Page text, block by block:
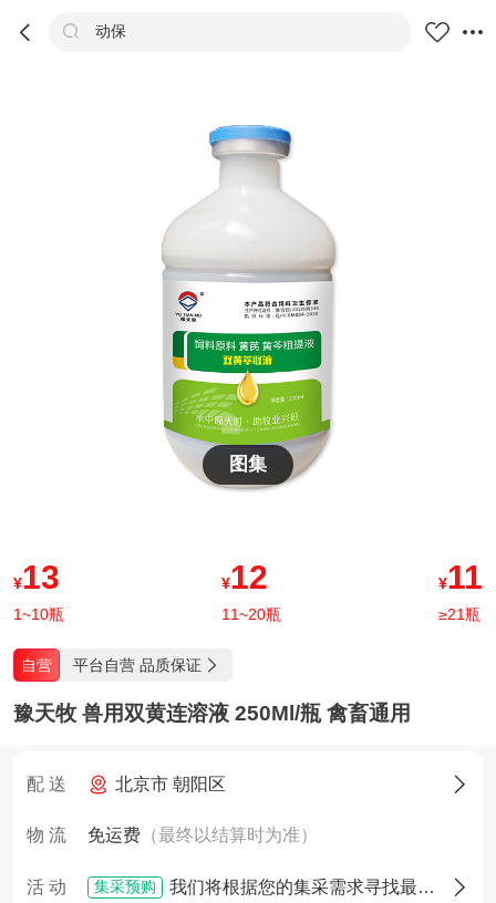
  动保 
图集
¥13
1~10瓶
¥12
11~20瓶
¥11
≥21瓶
自营 平台自营 品质保证 
豫天牧 兽用双黄连溶液 250Ml/瓶 禽畜通用
配 送 北京市 朝阳区 
物 流 免运费 （最终以结算时为准）
活 动 集采预购 我们将根据您的集采需求寻找最佳货源，确定货源后您将享有优先采购权 